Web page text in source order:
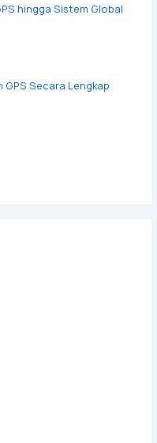
hingga Sistem Global
GPS Secara Lengkap